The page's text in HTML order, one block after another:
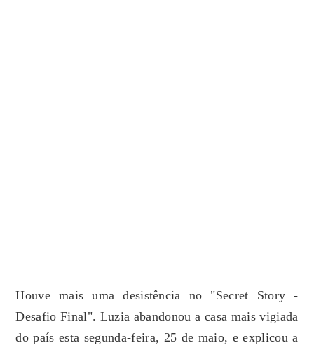
Houve mais uma desistência no "Secret Story -
Desafio Final". Luzia abandonou a casa mais vigiada
do país esta segunda-feira, 25 de maio, e explicou a